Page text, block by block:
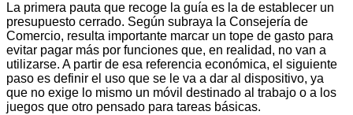
La primera pauta que recoge la guía es la de establecer un
presupuesto cerrado. Según subraya la Consejería de
Comercio, resulta importante marcar un tope de gasto para
evitar pagar más por funciones que, en realidad, no van a
utilizarse. A partir de esa referencia económica, el siguiente
paso es definir el uso que se le va a dar al dispositivo, ya
que no exige lo mismo un móvil destinado al trabajo o a los
juegos que otro pensado para tareas básicas.